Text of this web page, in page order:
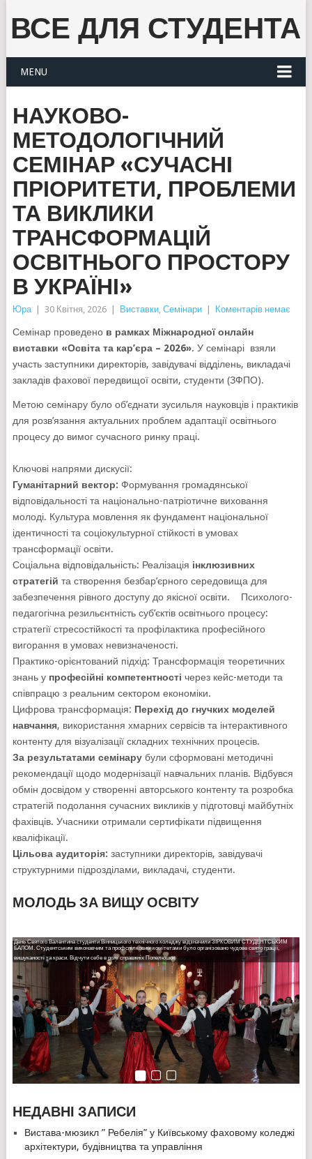
ВСЕ ДЛЯ СТУДЕНТА
MENU
НАУКОВО-
МЕТОДОЛОГІЧНИЙ
СЕМІНАР «СУЧАСНІ
ПРІОРИТЕТИ, ПРОБЛЕМИ
ТА ВИКЛИКИ
ТРАНСФОРМАЦІЙ
ОСВІТНЬОГО ПРОСТОРУ
В УКРАЇНІ»
Юра 30 Квітня, 2026 Виставки, Семінари Коментарів немає
Семінар проведено в рамках Міжнародної онлайн
виставки «Освіта та кар’єра – 2026». У семінарі взяли
участь заступники директорів, завідувачі відділень, викладачі
закладів фахової передвищої освіти, студенти (ЗФПО).
Метою семінару було об’єднати зусильля науковців і практиків
для розв’язання актуальних проблем адаптації освітнього
процесу до вимог сучасного ринку праці.
Ключові напрями дискусії:
Гуманітарний вектор: Формування громадянської
відповідальності та національно-патріотичне виховання
молоді. Культура мовлення як фундамент національної
ідентичності та соціокультурної стійкості в умовах
трансформації освіти.
Соціальна відповідальність: Реалізація інклюзивних
стратегій та створення безбар’єрного середовища для
забезпечення рівного доступу до якісної освіти. Психолого-
педагогічна резильєнтність суб’єктів освітнього процесу:
стратегії стресостійкості та профілактика професійного
вигорання в умовах невизначеності.
Практико-орієнтований підхід: Трансформація теоретичних
знань у професійні компетентності через кейс-методи та
співпрацю з реальним сектором економіки.
Цифрова трансформація: Перехід до гнучких моделей
навчання, використання хмарних сервісів та інтерактивного
контенту для візуалізації складних технічних процесів.
За результатами семінарубули сформовані методичні
рекомендації щодо модернізації навчальних планів. Відбувся
обмін досвідом у створенні авторського контенту та розробка
стратегій подолання сучасних викликів у підготовці майбутніх
фахівців. Учасники отримали сертифікати підвищення
кваліфікації.
Цільова аудиторія: заступники директорів, завідувачі
структурними підрозділами, викладачі, студенти.
МОЛОДЬ ЗА ВИЩУ ОСВІТУ
День Святого Валентина студенти Вінницького технічного коледжу відзначили ЗІРКОВИМ СТУДЕНТСЬКИМ
БАЛОМ. Студентським виконавчим та профспілковим комітетами було організовано чудове свято грації,
вишуканості та краси. Відчути себе в ролі справжніх Попелюшок …
22 лютого на Європейській площі міста пройшла акція пам’яті "Як народжувались Герої". Студентський
виконавчий та профспілковий комітети взяли активну участь в акції.
До заходу долучилося близько двохсот студентів із усіх навчальних закладів міста. …
ГЕРОЯМ НЕБЕСНОЇ СОТНІ ТА УЧАСНИКАМ АТО ПРИСВЯЧУЄТЬСЯ…
17 лютого в актовій залі Вінницького технічного коледжу студентським виконавчим та профспілковим
комітетами було організовано та проведено вечір-реквієм, присвячений вшануванню пам’яті Героїв Небесної …
НЕДАВНІ ЗАПИСИ
Вистава-мюзикл ” Ребелія” у Київському фаховому коледжі
архітектури, будівництва та управління